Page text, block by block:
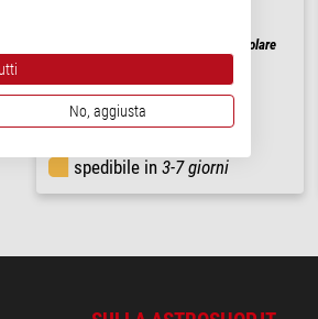
Cannocchiali ATS 80 HD, visione angolare
( 5 / 5 )
$ 2.750,00
spedibile in 3-7 giorni
No, aggiusta